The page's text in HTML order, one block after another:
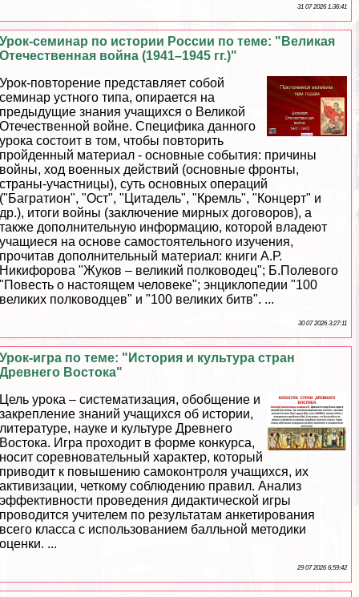
31 07 2026 1:36:41
Урок-семинар по истории России по теме: "Великая
Отечественная война (1941–1945 гг.)"
Урок-повторение представляет собой
семинар устного типа, опирается на
предыдущие знания учащихся о Великой
Отечественной войне. Специфика данного
урока состоит в том, чтобы повторить
пройденный материал - основные события: причины
войны, ход военных действий (основные фронты,
страны-участницы), суть основных операций
("Багратион", "Ост", "Цитадель", "Кремль", "Концерт" и
др.), итоги войны (заключение мирных договоров), а
также дополнительную информацию, которой владеют
учащиеся на основе самостоятельного изучения,
прочитав дополнительный материал: книги А.Р.
Никифорова "Жуков – великий полководец"; Б.Полевого
"Повесть о настоящем человеке"; энциклопедии "100
великих полководцев" и "100 великих битв". ...
30 07 2026 3:27:11
Урок-игра по теме: "История и культура стран
Древнего Востока"
Цель урока – систематизация, обобщение и
закрепление знаний учащихся об истории,
литературе, науке и культуре Древнего
Востока. Игра проходит в форме конкурса,
носит соревновательный хаpaктер, который
приводит к повышению самоконтроля учащихся, их
активизации, четкому соблюдению правил. Анализ
эффективности проведения дидактической игры
проводится учителем по результатам анкетирования
всего класса с использованием балльной методики
оценки. ...
29 07 2026 6:59:42